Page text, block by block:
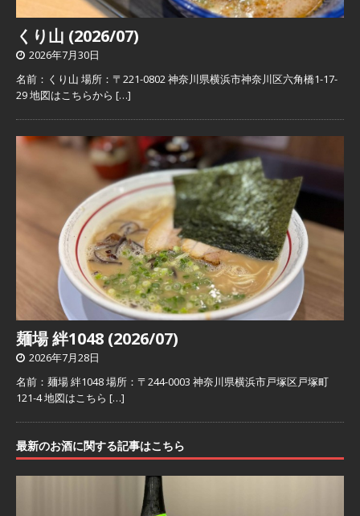
くり山 (2026/07)
2026年7月30日
名前：くり山 場所：〒221-0802 神奈川県横浜市神奈川区六角橋1-17-
29 地図はこちらから […]
麺場 絆1048 (2026/07)
2026年7月28日
名前：麺場 絆1048 場所：〒244-0003 神奈川県横浜市戸塚区戸塚町
121-4 地図はこちら […]
最新のお酒に関する記事はこちら